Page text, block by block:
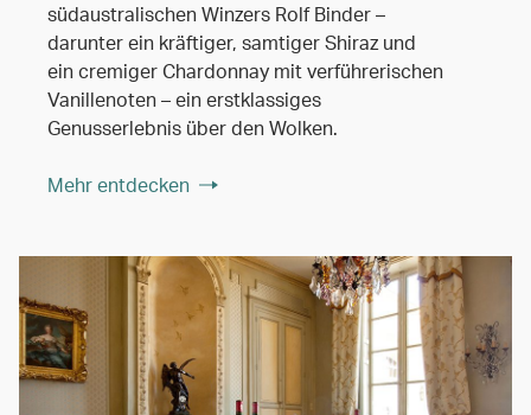
südaustralischen Winzers Rolf Binder –
darunter ein kräftiger, samtiger Shiraz und
ein cremiger Chardonnay mit verführerischen
Vanillenoten – ein erstklassiges
Genusserlebnis über den Wolken.
Mehr entdecken